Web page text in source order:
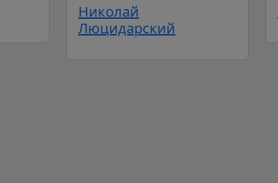
Николай
Люцидарский